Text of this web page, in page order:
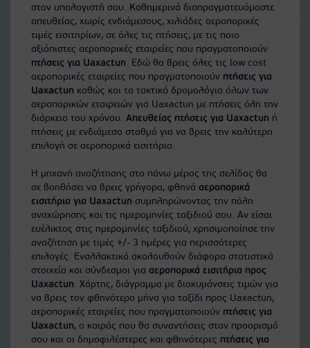
στον υπολογιστή σου. Καθημερινά διαπραγματευόμαστε
απευθείας, χωρίς ενδιάμεσους, χιλιάδες αεροπορικές
τιμές εισιτηρίων, σε όλες τις πτήσεις, με τις ποιο
αξιόπιστες αεροπορικές εταιρείες που πραγματοποιούν
πτήσεις για Uaxactun. Εδώ θα βρεις όλες τις low cost
αεροπορικές εταιρείες που πραγματοποιούν πτήσεις για
Uaxactun καθώς και τα τακτικά δρομολόγια όλων των
αεροπορικών εταιρειών για Uaxactun με πτήσεις όλη την
διάρκεια του χρόνου. Απευθείας πτήσεις για Uaxactun ή
πτήσεις με ενδιάμεσο σταθμό για να βρεις την καλύτερη
επιλογή σε αεροπορικά εισιτήρια.
Η μηχανή αναζήτησης στο πάνω μέρος της σελίδας θα
σε βοηθήσει να βρεις γρήγορα, φθηνά αεροπορικά
εισιτήρια για Uaxactun συμπληρώνοντας την πόλη
αναχώρησης και τις ημερομηνίες ταξιδιού σου. Αν είσαι
ευέλικτος στις ημερομηνίες ταξιδιού, χρησιμοποίησε την
αναζήτηση με τιμές +/- 3 ημέρες για περισσότερες
επιλογές. Εναλλακτικά ακολουθούν διάφορα στατιστικά
στοιχεία και σύνδεσμοι για αεροπορικά εισιτήρια προς
Uaxactun. Χάρτης, διάγραμμα με διακυμάνσεις τιμών για
να βρεις τον φθηνότερο μήνα για ταξίδι προς Uaxactun,
αεροπορικές εταιρείες που πραγματοποιούν πτήσεις για
Uaxactun, ο καιρός που θα συναντήσεις στον προορισμό
σου και οι δημοφιλέστερες και φθηνότερες πτήσεις για